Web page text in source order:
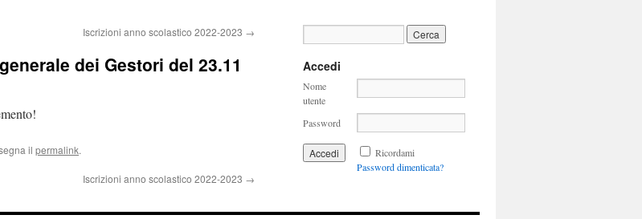
Iscrizioni anno scolastico 2022-2023 →
dei Gestori del 23.11
il permalink.
Iscrizioni anno scolastico 2022-2023 →
Accedi
Nome
utente
Password
Ricordami
Password dimenticata?